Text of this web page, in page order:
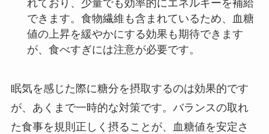
れており、少量でも効率的にエネルギーを補給
できます。食物繊維も含まれているため、血糖
値の上昇を緩やかにする効果も期待できます
が、食べすぎには注意が必要です。
眠気を感じた際に糖分を摂取するのは効果的です
が、あくまで一時的な対策です。バランスの取れ
た食事を規則正しく摂ることが、血糖値を安定さ